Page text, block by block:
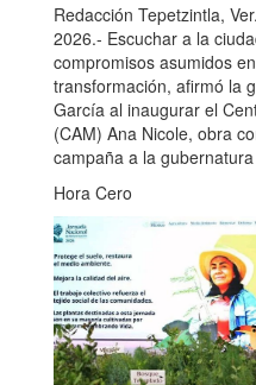
Redacción Tepetzintla,
2026.- Escuchar a la
compromisos asumidos
transformación, afirmó la
García al inaugurar el
(CAM) Ana Nicole, obra
campaña a la
Hora Cero